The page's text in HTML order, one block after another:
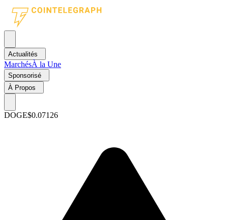
Actualités
MarchésÀ la Une
Sponsorisé
À Propos
DOGE$0.07126